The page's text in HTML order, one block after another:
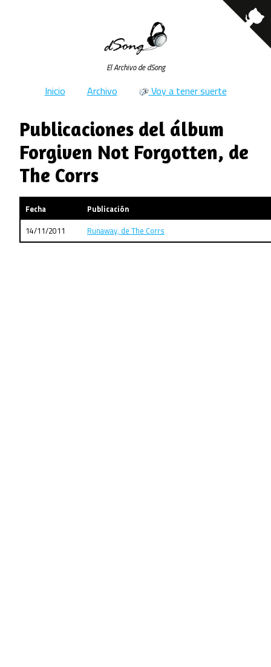
El Archivo de dSong
Inicio Archivo Voy a tener suerte
Publicaciones del álbum
Forgiven Not Forgotten, de
The Corrs
Fecha
Publicación
14/11/2011
Runaway, de The Corrs